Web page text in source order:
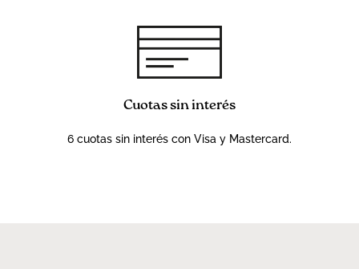
Cuotas sin interés
6 cuotas sin interés con Visa y Mastercard.